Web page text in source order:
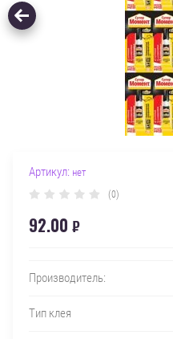
Артикул: нет
(0)
92.00 ₽
Производитель:
Тип клея